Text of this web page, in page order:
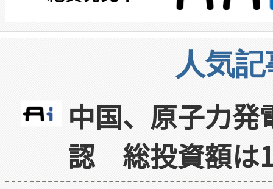
人気
中国、原子力
認 総投資額は